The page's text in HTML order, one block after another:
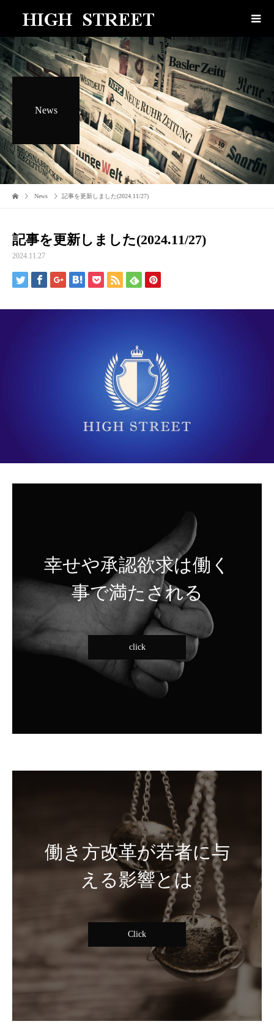
News
News 記事を更新しました(2024.11/27)
記事を更新しました(2024.11/27)
2024.11.27
幸せや承認欲求は働く
事で満たされる
click
働き方改革が若者に与
える影響とは
Click